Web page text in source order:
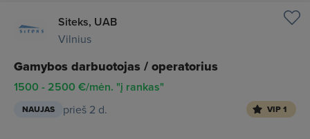
Siteks, UAB
Vilnius
Gamybos darbuotojas / operatorius
1500 - 2500 €/mėn. "į rankas"
NAUJAS prieš 2 d. VIP 1